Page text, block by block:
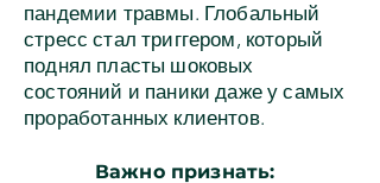
пандемии травмы. Глобальный
стресс стал триггером, который
поднял пласты шоковых
состояний и паники даже у самых
проработанных клиентов.
Важно признать: